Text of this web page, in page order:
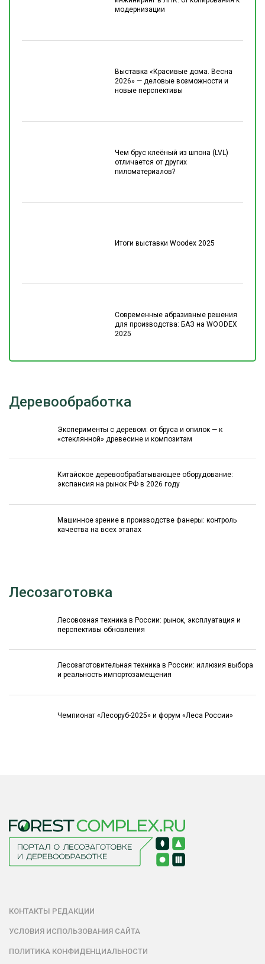
модернизации
Выставка «Красивые дома. Весна
2026» — деловые возможности и
новые перспективы
Чем брус клеёный из шпона (LVL)
отличается от других
пиломатериалов?
Итоги выставки Woodex 2025
Современные абразивные решения
для производства: БАЗ на WOODEX
2025
Деревообработка
Эксперименты с деревом: от бруса и опилок — к
«стеклянной» древесине и композитам
Китайское деревообрабатывающее оборудование:
экспансия на рынок РФ в 2026 году
Машинное зрение в производстве фанеры: контроль
качества на всех этапах
Лесозаготовка
Лесовозная техника в России: рынок, эксплуатация и
перспективы обновления
Лесозаготовительная техника в России: иллюзия выбора
и реальность импортозамещения
Чемпионат «Лесоруб-2025» и форум «Леса России»
КОНТАКТЫ РЕДАКЦИИ
УСЛОВИЯ ИСПОЛЬЗОВАНИЯ САЙТА
ПОЛИТИКА КОНФИДЕНЦИАЛЬНОСТИ